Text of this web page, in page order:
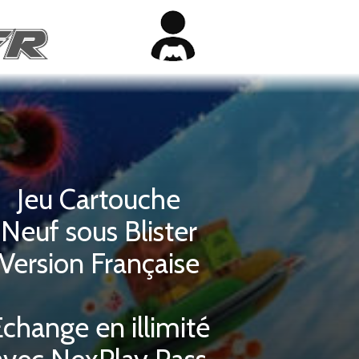
Jeu Cartouche
Neuf sous Blister
Française
en illimité